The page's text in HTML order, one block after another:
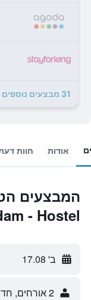
31 מבצעים נוספים לVia Amsterdam - Hostel
אודות חוות
- Hostel
ב' 17.08
2 אורחים, חדר 1